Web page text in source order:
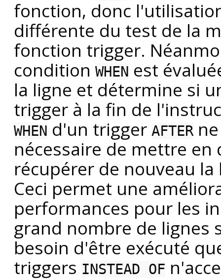
fonction, donc
différente du test de la
fonction trigger.
condition WHEN est
la ligne et détermine si
trigger à la fin de
WHEN d'un trigger AFTERne
nécessaire de mettre
récupérer de nouveau
Ceci permet une
performances pour les
grand nombre de lignes
besoin d'être exécuté
triggers INSTEAD OF